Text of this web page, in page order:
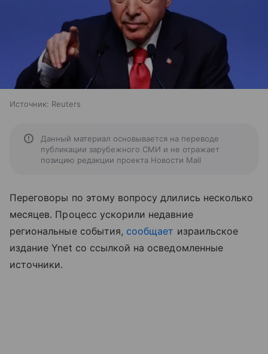
Источник: Reuters
Данный материал основывается на переводе
публикации зарубежного СМИ и не отражает
позицию редакции проекта Новости Mail
Переговоры по этому вопросу длились несколько
месяцев. Процесс ускорили недавние
региональные события, сообщает израильское
изданиеYnet со ссылкой на осведомленные
источники.